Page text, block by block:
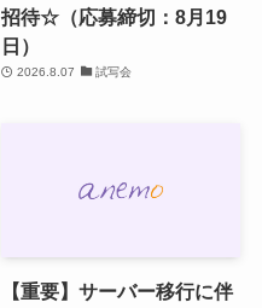
招待☆（応募締切：8月19
日）
2026.8.07 試写会
【重要】サーバー移行に伴